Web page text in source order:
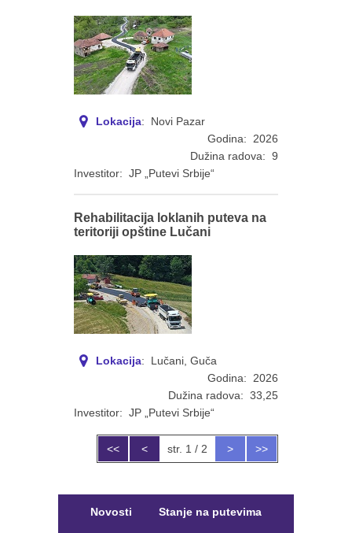
Lokacija: Novi Pazar
Godina: 2026
Dužina radova: 9
Investitor: JP „Putevi Srbije“
Rehabilitacija loklanih puteva na
teritoriji opštine Lučani
Lokacija: Lučani, Guča
Godina: 2026
Dužina radova: 33,25
Investitor: JP „Putevi Srbije“
<< < >>
>
str. 1 / 2
Novosti Stanje na putevima